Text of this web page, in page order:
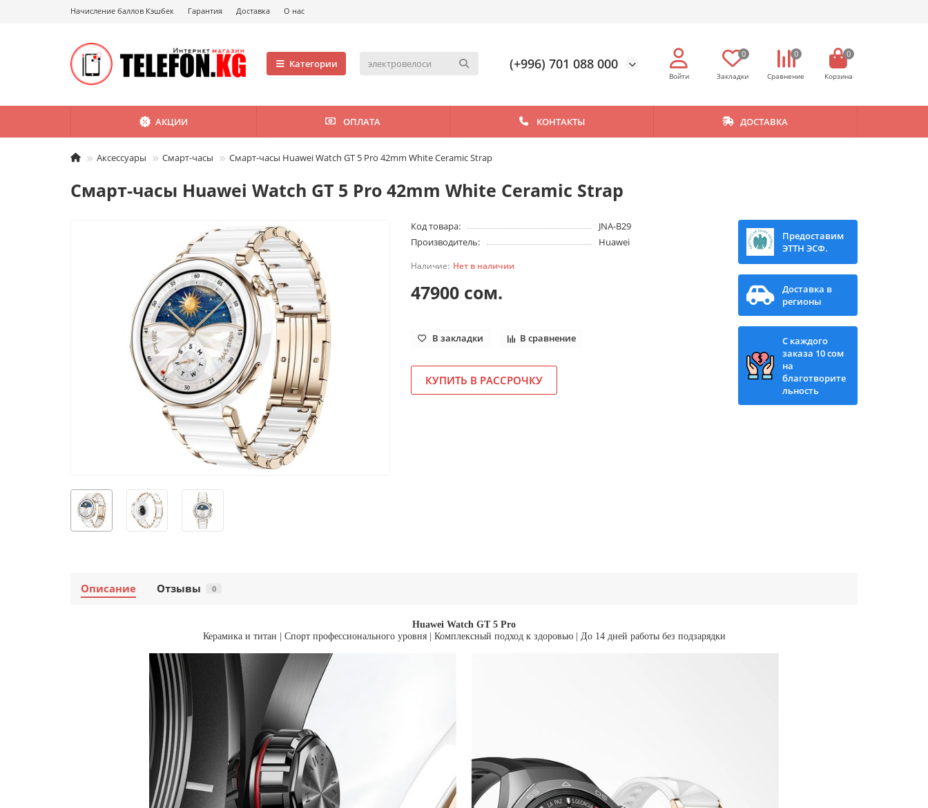
Начисление баллов Кэшбек Гарантия Доставка О нас
Категории (+996) 701 088 000
0 0 0
АКЦИИ ОПЛАТА КОНТАКТЫ ДОСТАВКА
Аксессуары Смарт-часы Смарт-часы Huawei Watch GT 5 Pro 42mm White Ceramic Strap
Смарт-часы Huawei Watch GT 5 Pro 42mm White Ceramic Strap
Код товара:
JNA-B29
Производитель:
Huawei
Нет в наличии
47900 сом.
В закладки В сравнение
КУПИТЬ В РАССРОЧКУ
Предоставим
ЭТТН ЭСФ.
Доставка в
регионы
С каждого
заказа 10 сом
на
благотворите
льность
Описание Отзывы 0
Huawei Watch GT 5 Pro
Керамика и титан | Спорт профессионального уровня | Комплексный подход к здоровью | До 14 дней работы без подзарядки